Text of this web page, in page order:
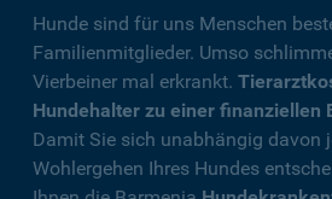
Hunde sind für uns Menschen
Familienmitglieder. Umso
Vierbeiner mal erkrankt.
Hundehalter zu einer finanziellen
Damit Sie sich unabhängig davon
Wohlergehen Ihres Hundes